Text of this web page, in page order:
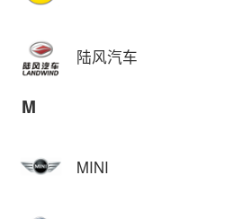
陆风汽车
M
MINI